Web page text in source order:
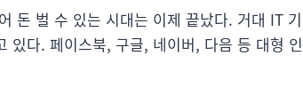
돈 벌 수 있는 시대는 이제 끝났다. 거대 IT
있다. 페이스북, 구글, 네이버, 다음 등 대형